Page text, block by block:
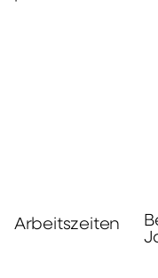
Arbeitszeiten